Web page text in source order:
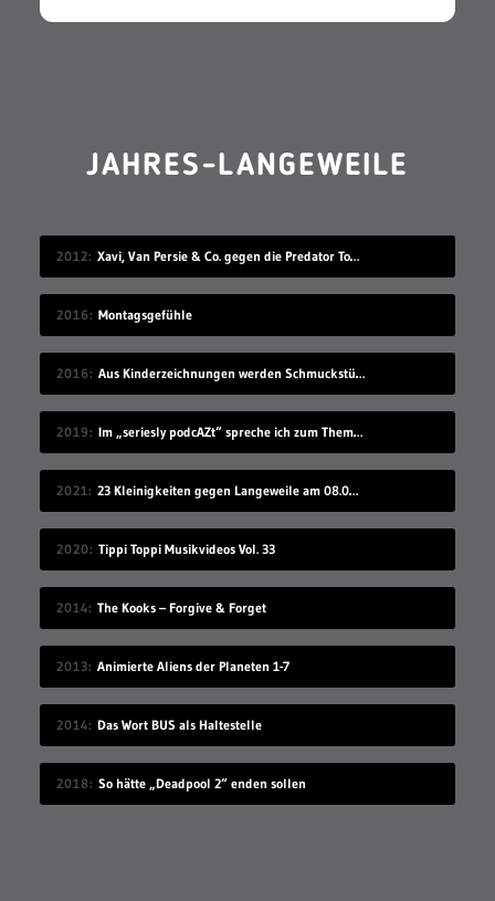
JAHRES-LANGEWEILE
2012 Xavi, Van Persie & Co. gegen die Predator Todeszonen
2016 Montagsgefühle
2016 Aus Kinderzeichnungen werden Schmuckstücke
2019 Im „seriesly podcAZt“ spreche ich zum Thema „Algorithmus“
2021 23 Kleinigkeiten gegen Langeweile am 08.08.2021
2020 Tippi Toppi Musikvideos Vol. 33
2014 The Kooks – Forgive & Forget
2013 Animierte Aliens der Planeten 1-7
2014 Das Wort BUS als Haltestelle
2018 So hätte „Deadpool 2“ enden sollen